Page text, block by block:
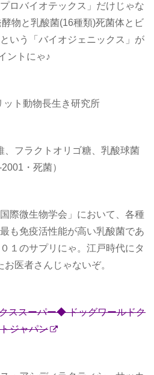
ロバイオテックス」だけじゃな
物と乳酸菌(16種類)死菌体とビ
いう「バイオジェニックス」が
ントにゃ♪
ト動物長生き研究所
、フラクトオリゴ糖、乳酸球菌
2001・死菌）
際微生物学会」において、各種
も免疫活性能が高い乳酸菌であ
１のサプリにゃ。江戸時代にタ
医者さんじゃないぞ。
スーパー◆ ドッグワールドク
ジャパン